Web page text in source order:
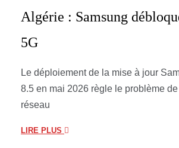
Algérie : Samsung
5G
Le déploiement de la mise à jour
8.5 en mai 2026 règle le problème
réseau
LIRE PLUS